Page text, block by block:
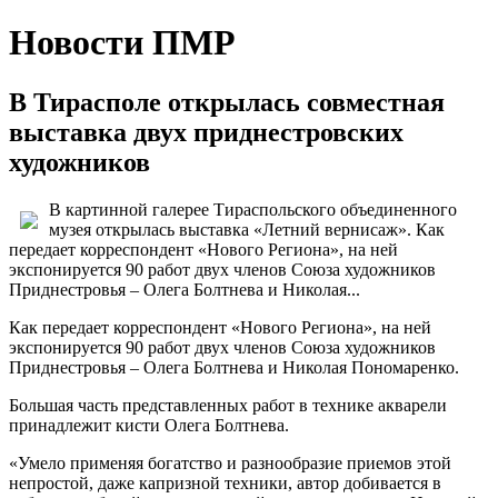
Новости ПМР
В Тирасполе открылась совместная
выставка двух приднестровских
художников
В картинной галерее Тираспольского объединенного
музея открылась выставка «Летний вернисаж». Как
передает корреспондент «Нового Региона», на ней
экспонируется 90 работ двух членов Союза художников
Приднестровья – Олега Болтнева и Николая...
Как передает корреспондент «Нового Региона», на ней
экспонируется 90 работ двух членов Союза художников
Приднестровья – Олега Болтнева и Николая Пономаренко.
Большая часть представленных работ в технике акварели
принадлежит кисти Олега Болтнева.
«Умело применяя богатство и разнообразие приемов этой
непростой, даже капризной техники, автор добивается в